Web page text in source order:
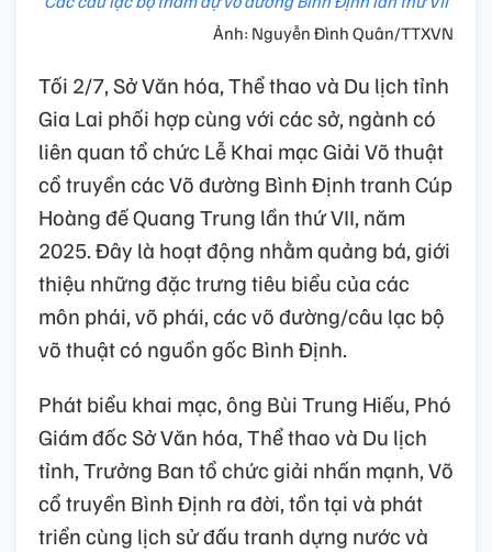
Ảnh: Nguyễn Đình Quân/TTXVN
Tối 2/7, Sở Văn hóa, Thể thao và Du lịch tỉnh
Gia Lai phối hợp cùng với các sở, ngành có
liên quan tổ chức Lễ Khai mạc Giải Võ thuật
cổ truyền các Võ đường Bình Định tranh Cúp
Hoàng đế Quang Trung lần thứ VII, năm
2025. Đây là hoạt động nhằm quảng bá, giới
thiệu những đặc trưng tiêu biểu của các
môn phái, võ phái, các võ đường/câu lạc bộ
võ thuật có nguồn gốc Bình Định.
Phát biểu khai mạc, ông Bùi Trung Hiếu, Phó
Giám đốc Sở Văn hóa, Thể thao và Du lịch
tỉnh, Trưởng Ban tổ chức giải nhấn mạnh, Võ
cổ truyền Bình Định ra đời, tồn tại và phát
triển cùng lịch sử đấu tranh dựng nước và